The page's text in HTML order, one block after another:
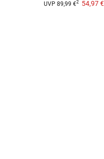
UVP 89,99 €2 54,97 €